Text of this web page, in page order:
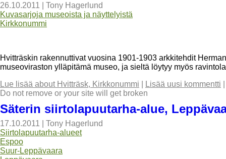
26.10.2011
Tony Hagerlund
Kuvasarjoja museoista ja näyttelyistä
Kirkkonummi
Hvitträskin rakennuttivat vuosina 1901-1903 arkkitehdit
museoviraston ylläpitämä museo, ja sieltä löytyy myös
Lue lisää about Hvitträsk, Kirkkonummi Lisää uusi kommentti
Do not remove or your site will get broken
Säterin siirtolapuutarha-alue,
17.10.2011
Tony Hagerlund
Siirtolapuutarha-alueet
Espoo
Suur-Leppävaara